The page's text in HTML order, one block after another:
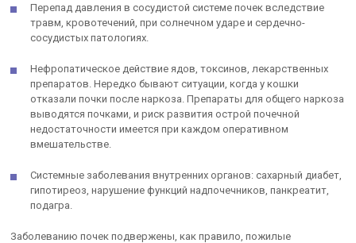
Перепад давления в сосудистой системе почек вследствие
травм, кровотечений, при солнечном ударе и сердечно-
сосудистых патологиях.
Нефропатическое действие ядов, токсинов, лекарственных
препаратов. Нередко бывают ситуации, когда у кошки
отказали почки после наркоза. Препараты для общего наркоза
выводятся почками, и риск развития острой почечной
недостаточности имеется при каждом оперативном
вмешательстве.
Системные заболевания внутренних органов: сахарный диабет,
гипотиреоз, нарушение функций надпочечников, панкреатит,
подагра.
Заболеванию почек подвержены, как правило, пожилые